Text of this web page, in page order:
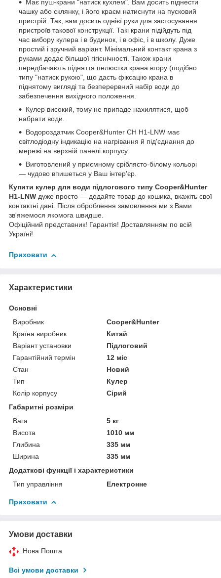
Має пуш-крани "натиск кухлем". Вам досить піднести
чашку або склянку, і його краєм натиснути на пусковий
пристрій. Так, вам досить однієї руки для застосування
пристроїв такової конструкції. Такі крани підійдуть під
час вибору кулера і в будинок, і в офіс, і в школу. Дуже
простий і зручний варіант. Мінімальний контакт крана з
руками додає більшої гігієнічності. Також крани
передбачають підняття пелюстки крана вгору (подібно
типу "натиск рукою", що дасть фіксацію крана в
піднятому вигляді та безперервний набір води до
забезпечення вихідного положення.
Кулер високий, тому не припаде нахилятися, щоб
набрати води.
Водороздатчик Cooper&Hunter CH H1-LNW має
світлодіодну індикацію на нагрівання й під'єднання до
мережі на верхній панелі корпусу.
Виготовлений у приємному сріблясто-білому кольорі
— чудово впишеться у Ваш інтер'єр.
Купити кулер для води підлогового типу Cooper&Hunter
H1-LNW дуже просто — додайте товар до кошика, вкажіть свої
контактні дані. Після оброблення замовлення ми з Вами
зв'яжемося якомога швидше.
Офіційний представник! Гарантія! Доставлянням по всій
Україні!
Приховати
Характеристики
Основні
Виробник
Cooper&Hunter
Країна виробник
Китай
Варіант установки
Підлоговий
Гарантійний термін
12 міс
Стан
Новий
Тип
Кулер
Колір корпусу
Сірий
Габаритні розміри
Вага
5 кг
Висота
1010 мм
Глибина
335 мм
Ширина
335 мм
Додаткові функції і характеристики
Тип управління
Електронне
Приховати
Умови доставки
Нова Пошта
Всі умови доставки